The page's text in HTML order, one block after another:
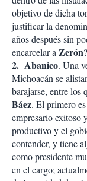
objetivo de dicha
justificar la
años después sin
encarcelar a Zerón?
2. Abanico. Una
Michoacán se
barajarse, entre los
Báez. El primero
empresario exitoso
productivo y el
contender, y tiene
como presidente
en el cargo;